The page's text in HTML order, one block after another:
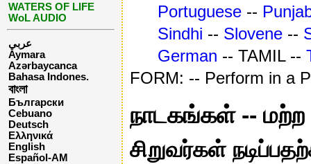
WATERS OF LIFE
WoL AUDIO
عربي
Aymara
Azərbaycanca
Bahasa Indones.
বাংলা
Български
Cebuano
Deutsch
Ελληνικά
English
Español-AM
Portuguese --
Sindhi -- Slovene --
German -- TAMIL --
FORM: -- Perform in a
நாடகங்கள் -- மற்ற
சிறுவர்கள்